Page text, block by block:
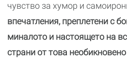
чувство за хумор и
впечатления, преплетени с
миналото и настоящето на
страни от това